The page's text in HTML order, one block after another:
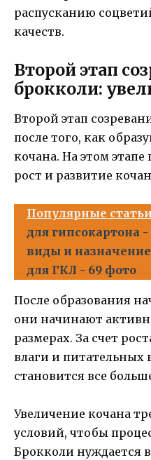
распусканию
качеств.
Второй этап
брокколи:
Второй этап
после того, как
кочана. На этом
рост и развитие
Популярные статьи
для гипсокартона
виды и
для ГКЛ - 69 фото
После образования
они начинают
размерах. За счет
влаги и питательных
становится все
Увеличение кочана
условий, чтобы
Брокколи нуждается